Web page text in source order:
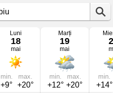
Luni
18
mai
min.
+9°
max.
+20°
Marți
19
mai
min.
+12°
max.
+20°
min.
+14°